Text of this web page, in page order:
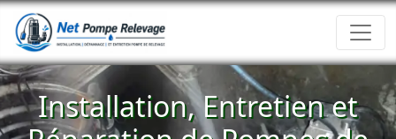
Installation, Entretien et